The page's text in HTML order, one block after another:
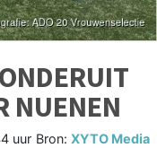
NUENEN
uur Bron: XYTO Media